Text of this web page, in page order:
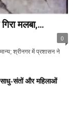
मलबा,...
0
श्रीनगर में प्रशासन ने
साधु-संतों और महिलाओं